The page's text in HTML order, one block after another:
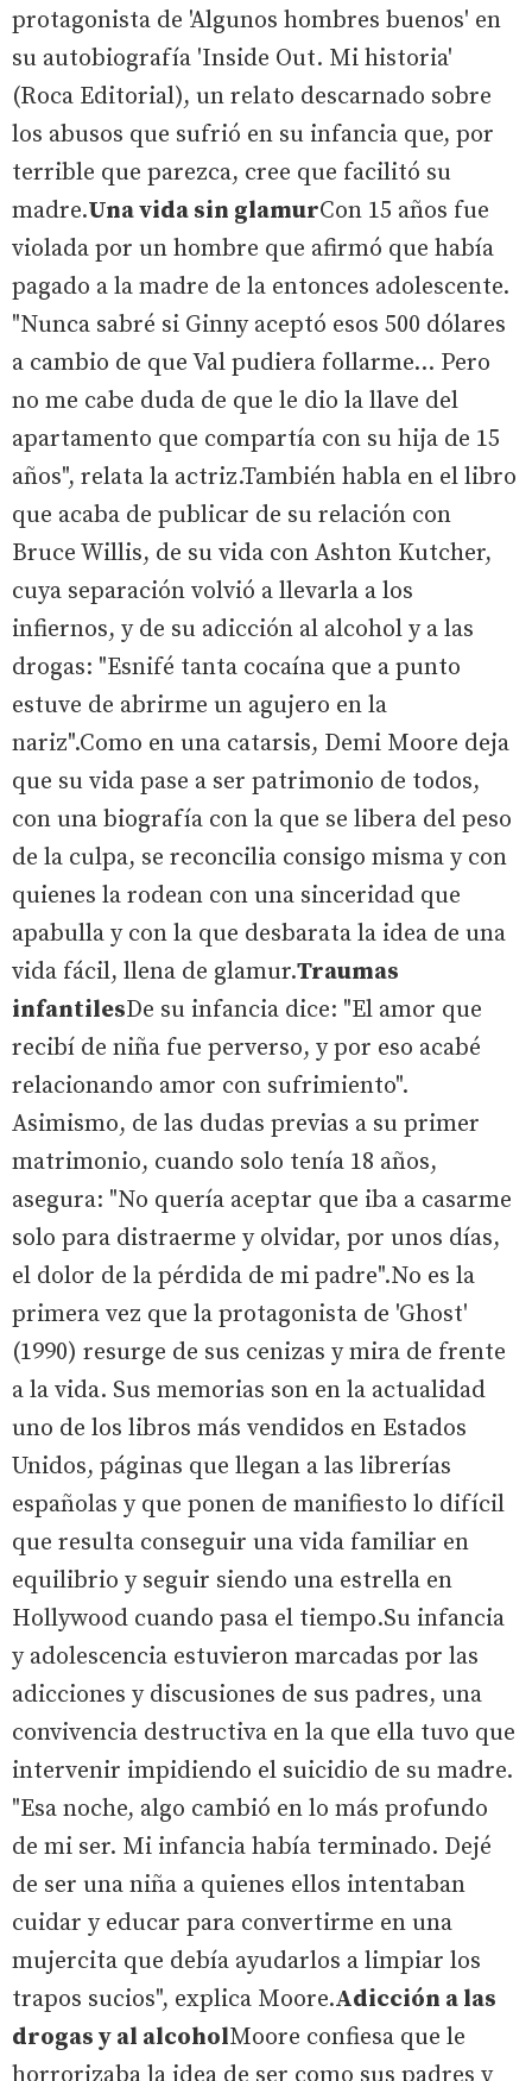
protagonista de 'Algunos hombres buenos' en
su autobiografía 'Inside Out. Mi historia'
(Roca Editorial), un relato descarnado sobre
los abusos que sufrió en su infancia que, por
terrible que parezca, cree que facilitó su
madre.Una vida sin glamurCon 15 años fue
violada por un hombre que afirmó que había
pagado a la madre de la entonces adolescente.
"Nunca sabré si Ginny aceptó esos 500 dólares
a cambio de que Val pudiera follarme... Pero
no me cabe duda de que le dio la llave del
apartamento que compartía con su hija de 15
años", relata la actriz.También habla en el libro
que acaba de publicar de su relación con
Bruce Willis, de su vida con Ashton Kutcher,
cuya separación volvió a llevarla a los
infiernos, y de su adicción al alcohol y a las
drogas: "Esnifé tanta cocaína que a punto
estuve de abrirme un agujero en la
nariz".Como en una catarsis, Demi Moore deja
que su vida pase a ser patrimonio de todos,
con una biografía con la que se libera del peso
de la culpa, se reconcilia consigo misma y con
quienes la rodean con una sinceridad que
apabulla y con la que desbarata la idea de una
vida fácil, llena de glamur.Traumas
infantilesDe su infancia dice: "El amor que
recibí de niña fue perverso, y por eso acabé
relacionando amor con sufrimiento".
Asimismo, de las dudas previas a su primer
matrimonio, cuando solo tenía 18 años,
asegura: "No quería aceptar que iba a casarme
solo para distraerme y olvidar, por unos días,
el dolor de la pérdida de mi padre".No es la
primera vez que la protagonista de 'Ghost'
(1990) resurge de sus cenizas y mira de frente
a la vida. Sus memorias son en la actualidad
uno de los libros más vendidos en Estados
Unidos, páginas que llegan a las librerías
españolas y que ponen de manifiesto lo difícil
que resulta conseguir una vida familiar en
equilibrio y seguir siendo una estrella en
Hollywood cuando pasa el tiempo.Su infancia
y adolescencia estuvieron marcadas por las
adicciones y discusiones de sus padres, una
convivencia destructiva en la que ella tuvo que
intervenir impidiendo el suicidio de su madre.
"Esa noche, algo cambió en lo más profundo
de mi ser. Mi infancia había terminado. Dejé
de ser una niña a quienes ellos intentaban
cuidar y educar para convertirme en una
mujercita que debía ayudarlos a limpiar los
trapos sucios", explica Moore.Adicción a las
drogas y al alcoholMoore confiesa que le